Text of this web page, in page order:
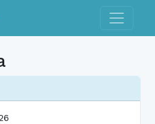
Toggle